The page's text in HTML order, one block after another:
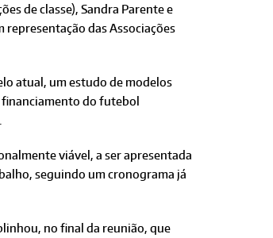
de classe), Sandra Parente e
representação das Associações
atual, um estudo de modelos
financiamento do futebol
viável, a ser apresentada
seguindo um cronograma já
no final da reunião, que